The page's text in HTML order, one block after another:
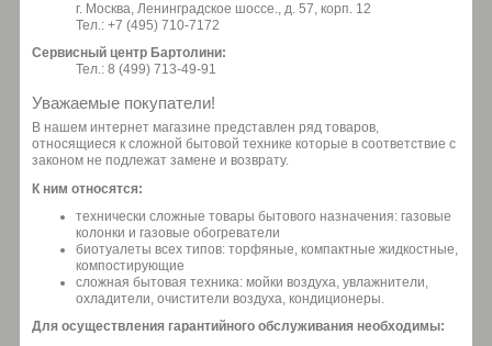
г. Москва, Ленинградское шоссе., д. 57, корп. 12
Тел.: +7 (495) 710-7172
Сервисный центр Бартолини:
Тел.: 8 (499) 713-49-91
Уважаемые покупатели!
В нашем интернет магазине представлен ряд товаров,
относящиеся к сложной бытовой технике которые в соответствие с
законом не подлежат замене и возврату.
К ним относятся:
технически сложные товары бытового назначения: газовые
колонки и газовые обогреватели
биотуалеты всех типов: торфяные, компактные жидкостные,
компостирующие
сложная бытовая техника: мойки воздуха, увлажнители,
охладители, очистители воздуха, кондиционеры.
Для осуществления гарантийного обслуживания необходимы: